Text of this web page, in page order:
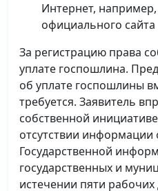
Интернет,
официального сайта
За регистрацию права
уплате госпошлина.
об уплате госпошлины
требуется. Заявитель
собственной
отсутствии
Государственной
государственных и
истечении пяти